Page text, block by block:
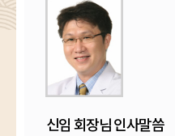
신임 회장님 인사말씀